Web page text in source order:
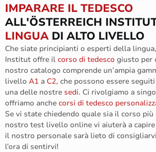
IMPARARE IL TEDESCO
ALL'ÖSTERREICH
LINGUA DI ALTO LIVELLO
Che siate principianti o esperti della lingua,
Institut offre il corso di tedesco giusto per
nostro catalogo comprende un’ampia
livello A1 a C2, che possono essere
una delle nostre sedi. Ci rivolgiamo a
offriamo anche corsi di tedesco
Se vi state chiedendo quale sia il corso più
nostro test livello online vi aiuterà a
il nostro personale sarà lieto di
l’ora di sentirvi!